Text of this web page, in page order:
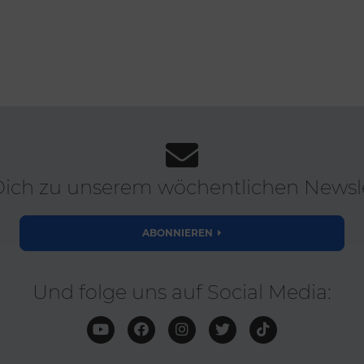
zu unserem wöchentlichen
ABONNIEREN
Und folge uns auf Social Media: